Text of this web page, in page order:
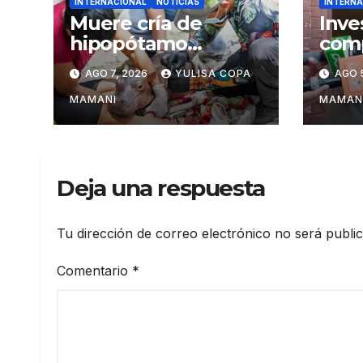
Muere cría de
hipopótamo
rescatada en
Colombia tras
recibir atención
veterinaria
AGO 7, 2026 YULISA COPA
MAMANI
enAGO
Deja una respuesta
Tu dirección de correo electrónico no será
Comentario *